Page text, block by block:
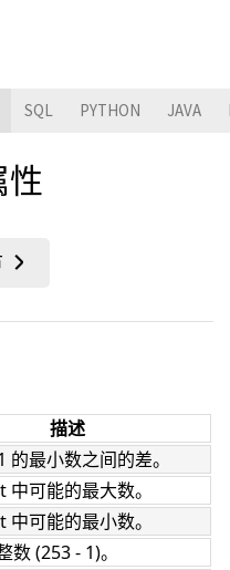
SQL PYTHON JAVA
性
描述
的最小数之间的差。
中可能的最大数。
中可能的最小数。
数 (253 - 1)。